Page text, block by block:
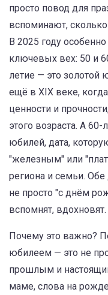
просто повод для
вспоминают,
В 2025 году
ключевых вех: 50 и
летие — это золотой
ещё в XIX веке,
ценности и
этого возраста. А 60-
юбилей, дата,
"железным" или
региона и семьи. Обе
не просто "с днём
вспомнят, вдохновят.
Почему это важно?
юбилеем — это не
прошлым и
маме, слова на